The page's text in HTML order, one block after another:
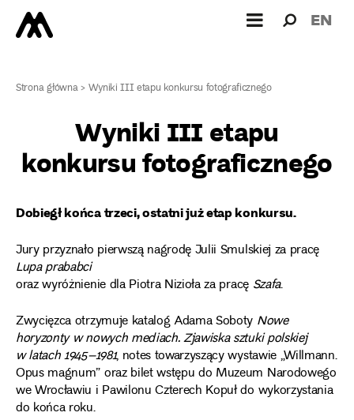
dla: EN
Strona główna>Wyniki III etapu konkursu fotograficznego
Wyniki III etapu
konkursu fotograficznego
Dobiegł końca trzeci, ostatni już etap konkursu.
Jury przyznało pierwszą nagrodę Julii Smulskiej za pracę
Lupa prababci
oraz wyróżnienie dla Piotra Nizioła za pracę Szafa.
Zwycięzca otrzymuje katalog Adama Soboty Nowe
horyzonty w nowych mediach. Zjawiska sztuki polskiej
w latach 1945–1981, notes towarzyszący wystawie „Willmann.
Opus magnum” oraz bilet wstępu do Muzeum Narodowego
we Wrocławiu i Pawilonu Czterech Kopuł do wykorzystania
do końca roku.